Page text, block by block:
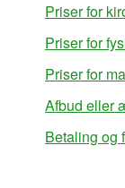
Priser for
Priser for
Priser for
Afbud eller
Betaling og